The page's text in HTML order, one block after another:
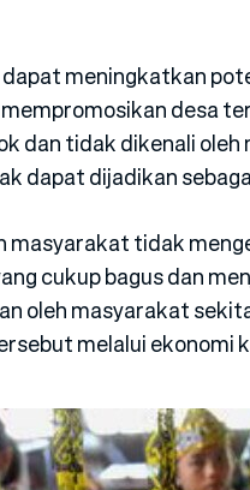
meningkatkan
desa
dan tidak dikenali
dapat dijadikan
masyarakat tidak
cukup bagus dan
oleh masyarakat
melalui ekonomi